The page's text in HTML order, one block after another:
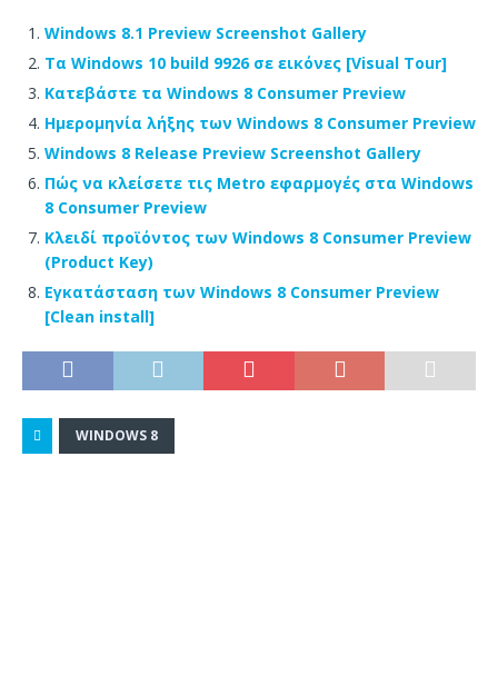
Windows 8.1 Preview Screenshot Gallery
Τα Windows 10 build 9926 σε εικόνες [Visual Tour]
Κατεβάστε τα Windows 8 Consumer Preview
Ημερομηνία λήξης των Windows 8 Consumer Preview
Windows 8 Release Preview Screenshot Gallery
Πώς να κλείσετε τις Metro εφαρμογές στα Windows
8 Consumer Preview
Κλειδί προϊόντος των Windows 8 Consumer Preview
(Product Key)
Εγκατάσταση των Windows 8 Consumer Preview
[Clean install]
WINDOWS 8